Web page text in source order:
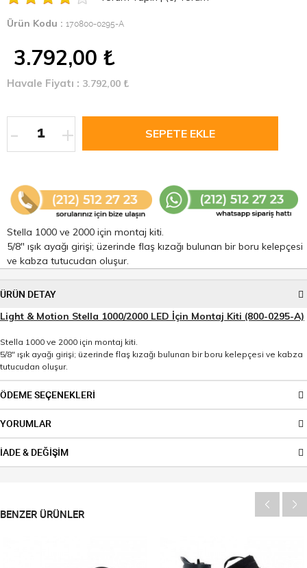
Ürün Kodu : 170800-0295-A
3.792,00 ₺
Havale Fiyatı : 3.792,00 ₺
+
-
Stella 1000 ve 2000 için montaj kiti.
5/8" ışık ayağı girişi; üzerinde flaş kızağı bulunan bir boru kelepçesi
ve kabza tutucudan oluşur.
ÜRÜN DETAY
Light & Motion Stella 1000/2000 LED İçin Montaj Kiti (800-0295-A)
Stella 1000 ve 2000 için montaj kiti.
5/8" ışık ayağı girişi; üzerinde flaş kızağı bulunan bir boru kelepçesi ve kabza
tutucudan oluşur.
ÖDEME SEÇENEKLERİ
YORUMLAR
İADE & DEĞİŞİM
BENZER ÜRÜNLER